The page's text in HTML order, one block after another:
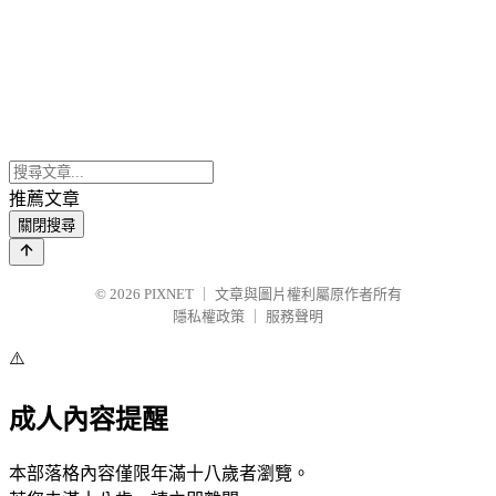
推薦文章
關閉搜尋
© 2026 PIXNET
文章與圖片權利屬原作者所有
隱私權政策
服務聲明
⚠️
成人內容提醒
本部落格內容僅限年滿十八歲者瀏覽。